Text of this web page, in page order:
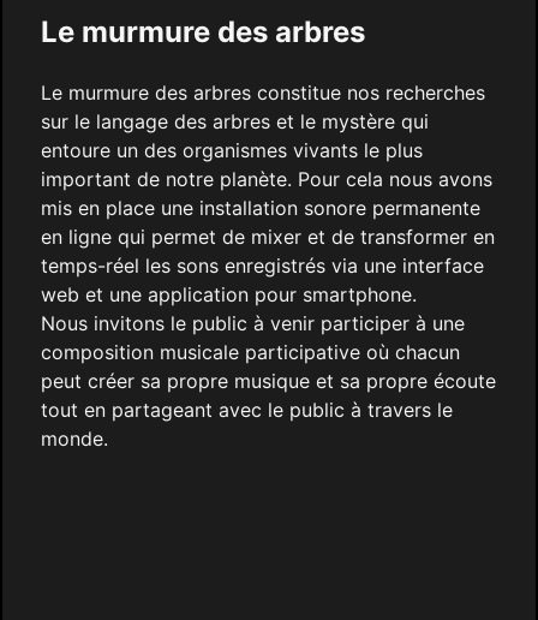
Le murmure des arbres
Le murmure des arbres constitue nos recherches
sur le langage des arbres et le mystère qui
entoure un des organismes vivants le plus
important de notre planète. Pour cela nous avons
mis en place une installation sonore permanente
en ligne qui permet de mixer et de transformer en
temps-réel les sons enregistrés via une interface
web et une application pour smartphone.
Nous invitons le public à venir participer à une
composition musicale participative où chacun
peut créer sa propre musique et sa propre écoute
tout en partageant avec le public à travers le
monde.